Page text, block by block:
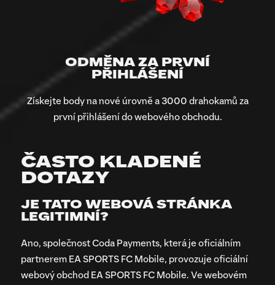
ODMĚNA ZA PRVNÍ
PŘIHLÁŠENÍ
Získejte body na nové úrovně a 3000 drahokamů za
první přihlášení do webového obchodu.
ČASTO KLADENÉ
DOTAZY
JE TATO WEBOVÁ STRÁNKA
LEGITIMNÍ?
Ano, společnost Coda Payments, která je oficiálním
partnerem EA SPORTS FC Mobile, provozuje oficiální
webový obchod EA SPORTS FC Mobile. Ve webovém